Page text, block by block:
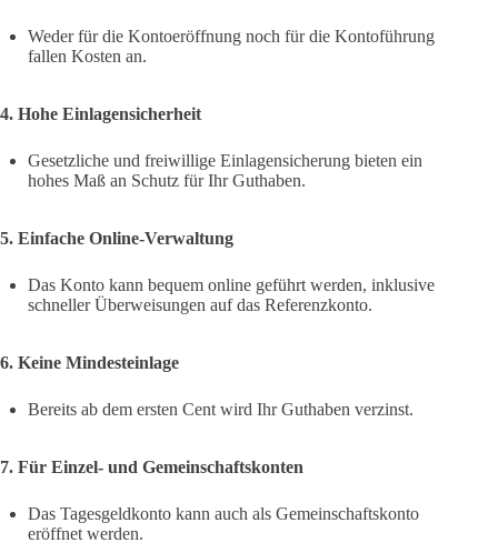
Weder für die Kontoeröffnung noch für die Kontoführung
fallen Kosten an.
4. Hohe Einlagensicherheit
Gesetzliche und freiwillige Einlagensicherung bieten ein
hohes Maß an Schutz für Ihr Guthaben.
5. Einfache Online-Verwaltung
Das Konto kann bequem online geführt werden, inklusive
schneller Überweisungen auf das Referenzkonto.
6. Keine Mindesteinlage
Bereits ab dem ersten Cent wird Ihr Guthaben verzinst.
7. Für Einzel- und Gemeinschaftskonten
Das Tagesgeldkonto kann auch als Gemeinschaftskonto
eröffnet werden.